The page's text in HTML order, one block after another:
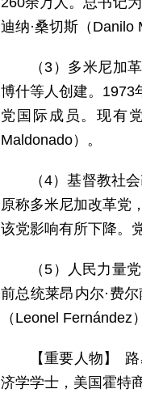
迪纳·桑切斯（Danilo
（3）多米尼加
博什等人创建。1973
党国际成员。现有
Maldonado）。
（4）基督教社
原称多米尼加改革党
该党影响有所下降。
（5）人民力量
前总统莱昂内尔·费
（Leonel Fernández
【重要人物】
济学学士，美国霍特